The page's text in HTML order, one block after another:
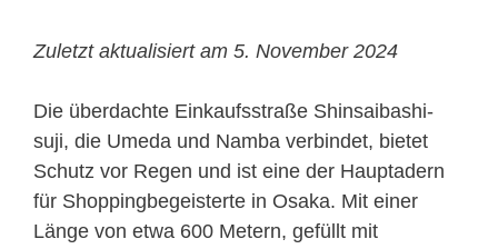
Zuletzt aktualisiert am 5. November 2024
Die überdachte Einkaufsstraße Shinsaibashi-
suji, die Umeda und Namba verbindet, bietet
Schutz vor Regen und ist eine der Hauptadern
für Shoppingbegeisterte in Osaka. Mit einer
Länge von etwa 600 Metern, gefüllt mit